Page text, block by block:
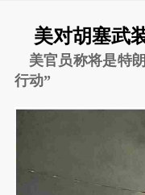
美对胡塞武
美官员称将是特
行动”